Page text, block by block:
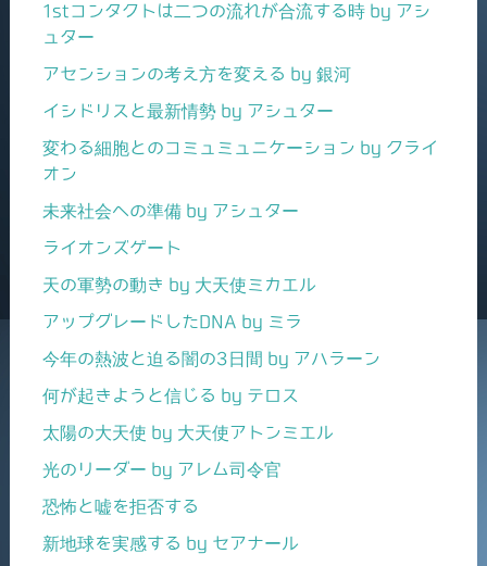
1stコンタクトは二つの流れが合流する時 by アシ
ュター
アセンションの考え方を変える by 銀河
イシドリスと最新情勢 by アシュター
変わる細胞とのコミュミュニケーション by クライ
オン
未来社会への準備 by アシュター
ライオンズゲート
天の軍勢の動き by 大天使ミカエル
アップグレードしたDNA by ミラ
今年の熱波と迫る闇の3日間 by アハラーン
何が起きようと信じる by テロス
太陽の大天使 by 大天使アトンミエル
光のリーダー by アレム司令官
恐怖と嘘を拒否する
新地球を実感する by セアナール